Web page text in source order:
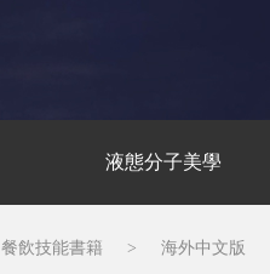
液態分子美學
餐飲技能書籍 > 海外中文版